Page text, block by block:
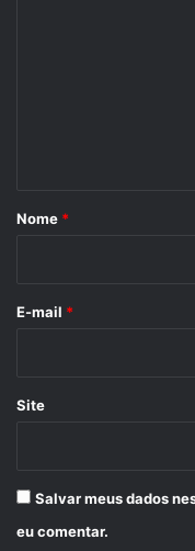
r
*
Nome *
E-mail *
Site
Salvar meus dados
eu comentar.